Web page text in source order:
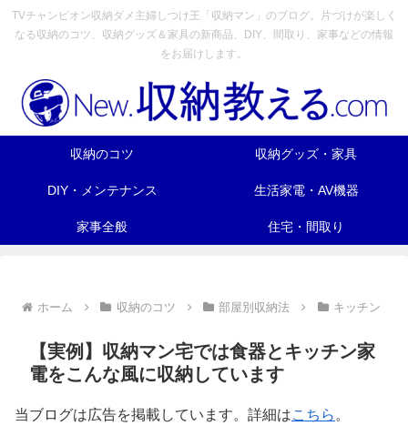
TVチャンピオン収納ダメ主婦しつけ王「収納マン」のブログ。片づけが楽しく
なる収納のコツ、収納グッズ＆家具の新商品、DIY、間取り、家事などの情報
をお届けします。
収納のコツ 収納グッズ・家具
DIY・メンテナンス 生活家電・AV機器
家事全般 住宅・間取り
ホーム 収納のコツ 部屋別収納法 キッチン
【実例】収納マン宅では食器とキッチン家
電をこんな風に収納しています
当ブログは広告を掲載しています。詳細はこちら 。